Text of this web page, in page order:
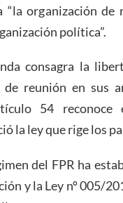
organización de
política”.
consagra la
reunión en sus
54 reconoce
la ley que rige los
del FPR ha
y la Ley nº 005/